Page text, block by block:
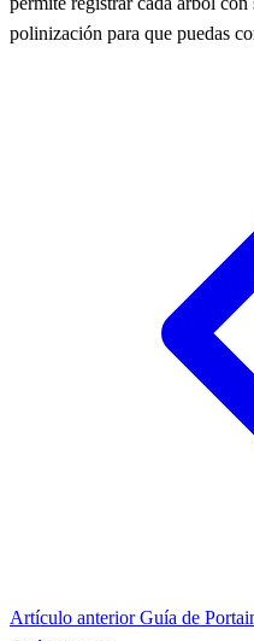
polinización para que puedas
Artículo anteriorGuía de